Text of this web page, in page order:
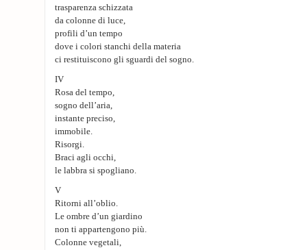
trasparenza schizzata
da colonne di luce,
profili d’un tempo
dove i colori stanchi della materia
ci restituiscono gli sguardi del sogno.
IV
Rosa del tempo,
sogno dell’aria,
instante preciso,
immobile.
Risorgi.
Braci agli occhi,
le labbra si spogliano.
V
Ritorni all’oblio.
Le ombre d’un giardino
non ti appartengono più.
Colonne vegetali,